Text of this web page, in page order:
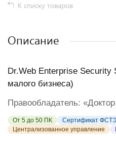
К списку товаров
Описание
Dr.Web Enterprise Security
малого бизнеса)
Правообладатель:
От 5 до 50 ПК
Сертификат
Централизованное управление